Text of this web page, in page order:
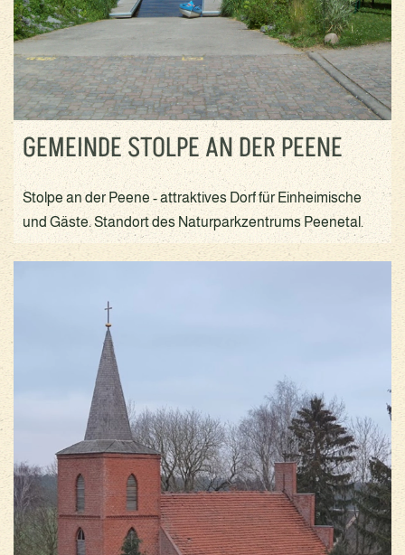
GEMEINDE STOLPE AN DER PEENE
Stolpe an der Peene - attraktives Dorf für Einheimische
und Gäste. Standort des Naturparkzentrums Peenetal.